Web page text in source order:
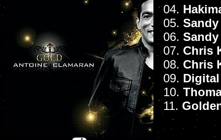
04.
05.
06. Sandy
07. Chris
08. Chris
09.
10.
11.